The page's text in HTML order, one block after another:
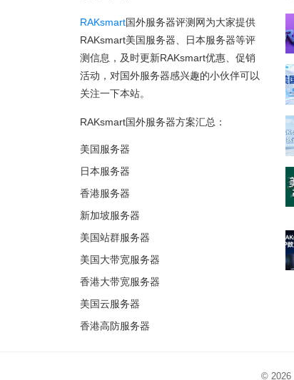
RAKsmart国外服务器评测网为大家提供
RAKsmart美国服务器、日本服务器等评
测信息，及时更新RAKsmart优惠、促销
活动，对国外服务器感兴趣的小伙伴可以
关注一下本站。
RAKsmart国外服务器方案汇总：
美国服务器
日本服务器
香港服务器
新加坡服务器
美国站群服务器
美国大带宽服务器
香港大带宽服务器
美国云服务器
香港高防服务器
© 2026